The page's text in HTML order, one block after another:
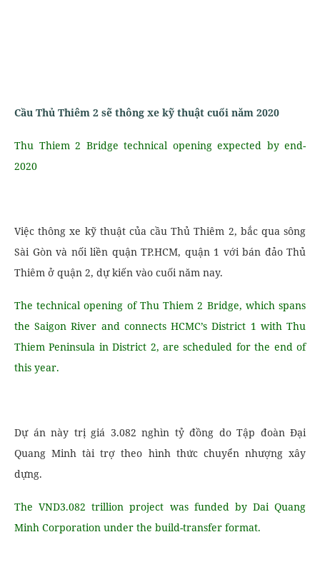
Cầu Thủ Thiêm 2 sẽ thông xe kỹ thuật cuối năm 2020
Thu Thiem 2 Bridge technical opening expected by end-
2020
Việc thông xe kỹ thuật của cầu Thủ Thiêm 2, bắc qua sông
Sài Gòn và nối liền quận TP.HCM, quận 1 với bán đảo Thủ
Thiêm ở quận 2, dự kiến ​​vào cuối năm nay.
The technical opening of Thu Thiem 2 Bridge, which spans
the Saigon River and connects HCMC’s District 1 with Thu
Thiem Peninsula in District 2, are scheduled for the end of
this year.
Dự án này trị giá 3.082 nghìn tỷ đồng do Tập đoàn Đại
Quang Minh tài trợ theo hình thức chuyển nhượng xây
dựng.
The VND3.082 trillion project was funded by Dai Quang
Minh Corporation under the build-transfer format.